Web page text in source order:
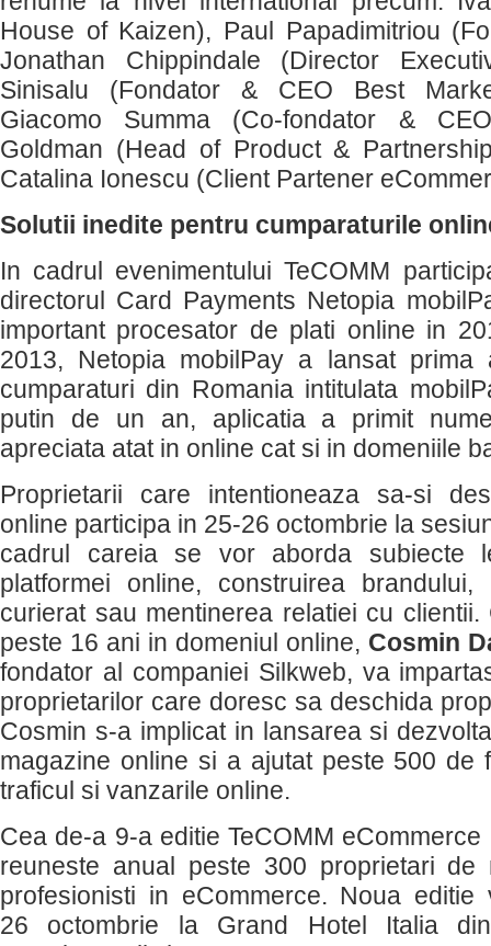
House of Kaizen), Paul Papadimitriou
Jonathan Chippindale (Director
Sinisalu (Fondator & CEO Best
Giacomo Summa (Co-fondator &
Goldman (Head of Product &
Catalina Ionescu (Client Partener
Solutii inedite pentru cumparaturile
In cadrul evenimentului TeCOMM
directorul Card Payments Netopia
important procesator de plati online in
2013, Netopia mobilPay a lansat prima
cumparaturi din Romania intitulata
putin de un an, aplicatia a primit
apreciata atat in online cat si in domeniile
Proprietarii care intentioneaza sa-si
online participa in 25-26 octombrie la
cadrul careia se vor aborda subiecte
platformei online, construirea
curierat sau mentinerea relatiei cu
peste 16 ani in domeniul online, Cosmin
fondator al companiei Silkweb, va
proprietarilor care doresc sa deschida
Cosmin s-a implicat in lansarea si
magazine online si a ajutat peste 500 de
traficul si vanzarile online.
Cea de-a 9-a editie TeCOMM
reuneste anual peste 300 proprietari de
profesionisti in eCommerce. Noua
26 octombrie la Grand Hotel Italia